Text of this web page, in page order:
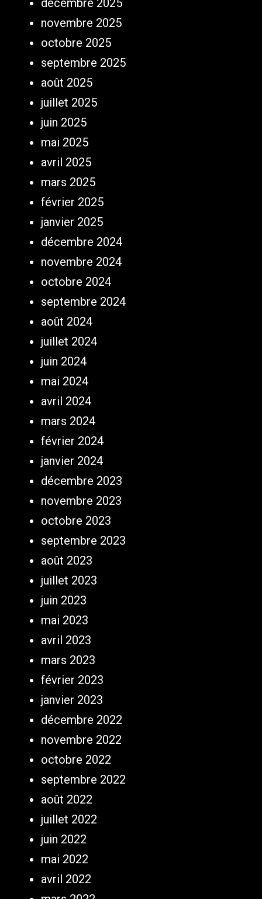
décembre 2025
novembre 2025
octobre 2025
septembre 2025
août 2025
juillet 2025
juin 2025
mai 2025
avril 2025
mars 2025
février 2025
janvier 2025
décembre 2024
novembre 2024
octobre 2024
septembre 2024
août 2024
juillet 2024
juin 2024
mai 2024
avril 2024
mars 2024
février 2024
janvier 2024
décembre 2023
novembre 2023
octobre 2023
septembre 2023
août 2023
juillet 2023
juin 2023
mai 2023
avril 2023
mars 2023
février 2023
janvier 2023
décembre 2022
novembre 2022
octobre 2022
septembre 2022
août 2022
juillet 2022
juin 2022
mai 2022
avril 2022